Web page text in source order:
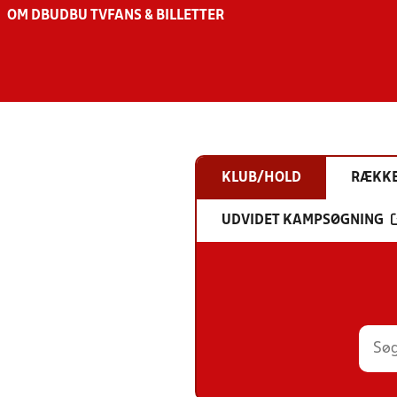
OM DBU DBU TV FANS & BILLETTER
KLUB/HOLD
UDVIDET KAMPSØGNING